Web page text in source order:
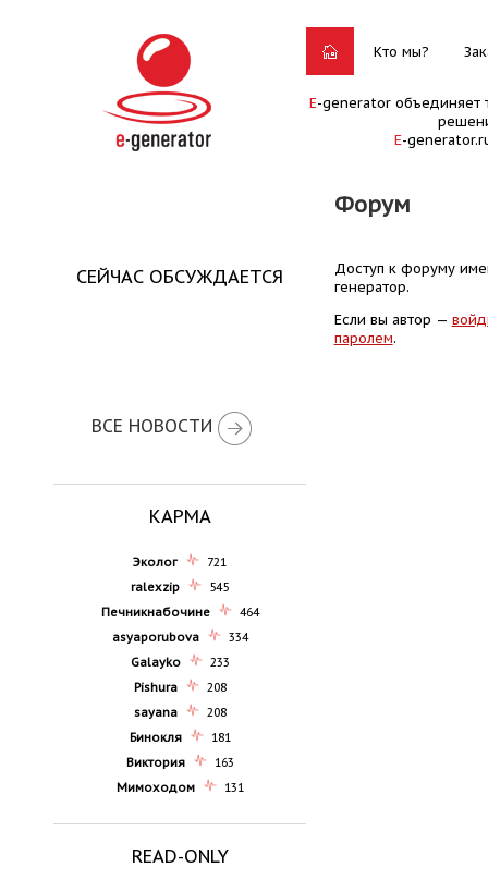
Кто мы?
E-generator объединяет
E-
Форум
СЕЙЧАС ОБСУЖДАЕТСЯ
ВСЕ НОВОСТИ
КАРМА
Эколог
721
ralexzip
545
Печникнабочине
464
asyaporubova
334
Galayko
233
Pishura
208
sayana
208
Бинокля
181
Виктория
163
Мимоходом
131
READ-ONLY
Доступ к форуму
генератор.
Если вы автор —
паролем.